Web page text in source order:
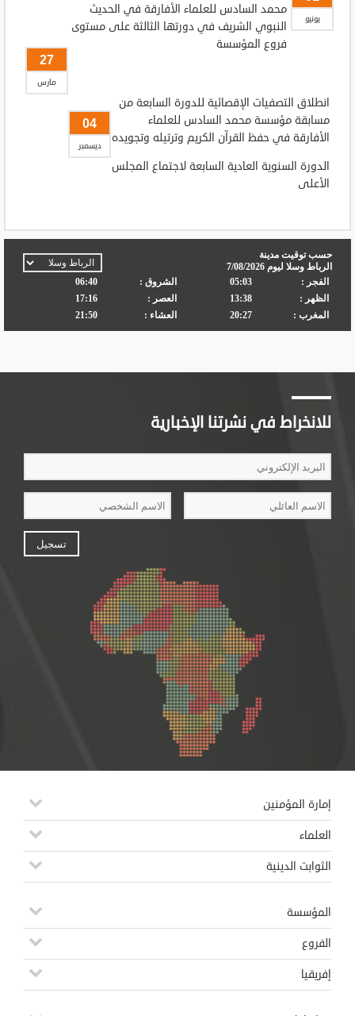
يونيو
محمد السادس للعلماء الأفارقة في الحديث
النبوي الشريف في دورتها الثالثة على مستوى
فروع المؤسسة
27
مارس
انطلاق التصفيات الإقصائية للدورة السابعة من
مسابقة مؤسسة محمد السادس للعلماء
الأفارقة في حفظ القرآن الكريم وترتيله وتجويده
04
ديسمبر
الدورة السنوية العادية السابعة لاجتماع المجلس
الأعلى
للانخراط في نشرتنا الإخبارية
إمارة المؤمنين
العلماء
الثوابت الدينية
المؤسسة
الفروع
إفريقيا